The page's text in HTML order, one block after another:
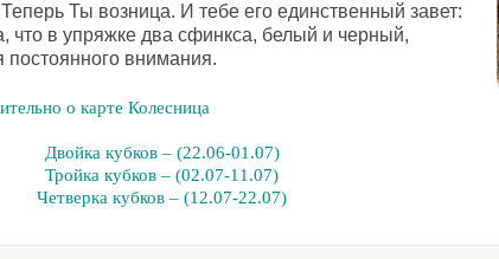
Ты возница. И тебе его единственный завет:
что в упряжке два сфинкса, белый и черный,
постоянного внимания.
о карте Колесница
Двойка кубков – (22.06-01.07)
Тройка кубков – (02.07-11.07)
Четверка кубков – (12.07-22.07)